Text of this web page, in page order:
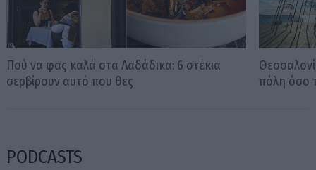
Πού να φας καλά στα Λαδάδικα: 6 στέκια
σερβίρουν αυτό που θες
πόλη όσο
PODCASTS